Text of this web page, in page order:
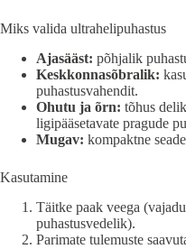
Miks valida ultrahelipuhastus
Ajasääst: põhjalik
Keskkonnasõbralik:
puhastusvahendit.
Ohutu ja õrn: tõhus
ligipääsetavate pragude
Mugav: kompaktne
Kasutamine
Täitke paak veega
puhastusvedelik).
Parimate tulemuste